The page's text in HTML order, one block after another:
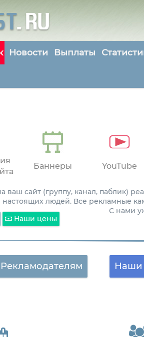
Новости Выплаты
Баннеры YouTube
ваш сайт (группу, канал, паблик)
людей. Все рекламные
С нами
Наши цены
Рекламодателям Наши